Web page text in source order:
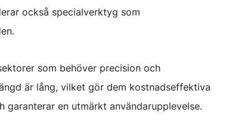
också specialverktyg som
som behöver precision och
är lång, vilket gör dem kostnadseffektiva
en utmärkt användarupplevelse.